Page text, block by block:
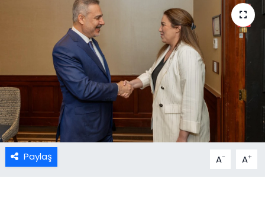
Paylaş A- A+